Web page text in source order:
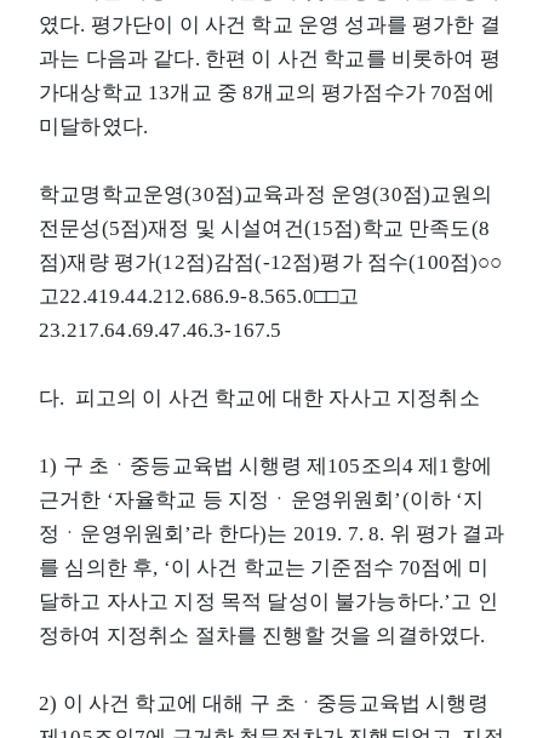
였다. 평가단이 이 사건 학교 운영 성과를 평가한 결
과는 다음과 같다. 한편 이 사건 학교를 비롯하여 평
가대상학교 13개교 중 8개교의 평가점수가 70점에
미달하였다.
학교명학교운영(30점)교육과정 운영(30점)교원의
전문성(5점)재정 및 시설여건(15점)학교 만족도(8
점)재량 평가(12점)감점(-12점)평가 점수(100점)○○
고22.419.44.212.686.9-8.565.0□□고
23.217.64.69.47.46.3-167.5
다. 피고의 이 사건 학교에 대한 자사고 지정취소
1) 구 초ㆍ중등교육법 시행령 제105조의4 제1항에
근거한 ‘자율학교 등 지정ㆍ운영위원회’(이하 ‘지
정ㆍ운영위원회’라 한다)는 2019. 7. 8. 위 평가 결과
를 심의한 후, ‘이 사건 학교는 기준점수 70점에 미
달하고 자사고 지정 목적 달성이 불가능하다.’고 인
정하여 지정취소 절차를 진행할 것을 의결하였다.
2) 이 사건 학교에 대해 구 초ㆍ중등교육법 시행령